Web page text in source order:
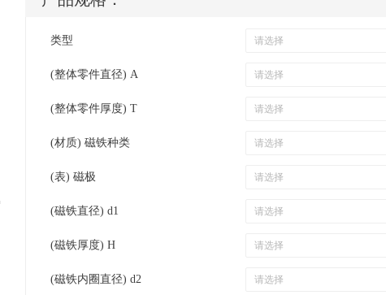
类型
(整体零件直径) A
(整体零件厚度) T
(材质) 磁铁种类
(表) 磁极
(磁铁直径) d1
(磁铁厚度) H
(磁铁内圈直径) d2